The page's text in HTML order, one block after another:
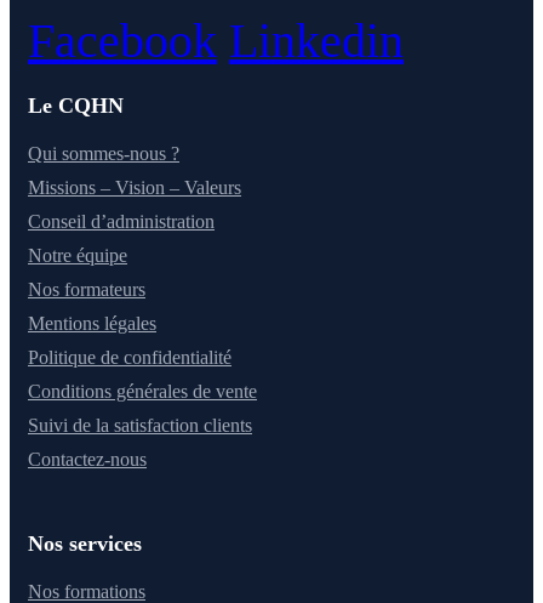
Facebook Linkedin
Le CQHN
Qui sommes-nous ?
Missions – Vision – Valeurs
Conseil d’administration
Notre équipe
Nos formateurs
Mentions légales
Politique de confidentialité
Conditions générales de vente
Suivi de la satisfaction clients
Contactez-nous
Nos services
Nos formations